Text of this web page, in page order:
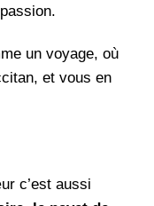
un voyage, où
et vous en
c’est aussi